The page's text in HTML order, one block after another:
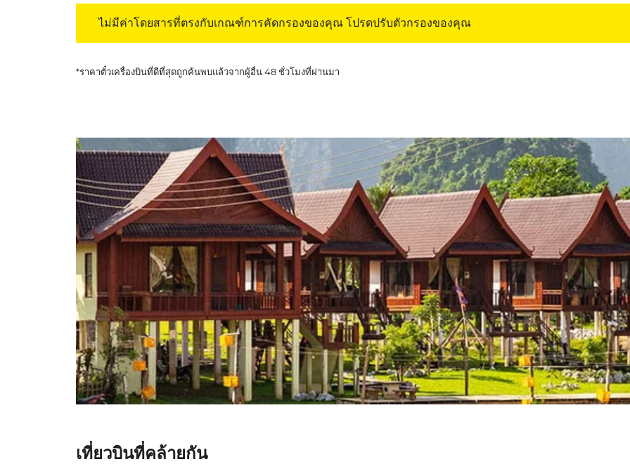
ไม่มีค่าโดยสารที่ตรงกับเกณฑ์การคัดกรองของคุณ โปรดปรับตัวกรองของคุณ
*ราคาตั๋วเครื่องบินที่ดีที่สุดถูกค้นพบแล้วจากผู้อื่น 48 ชั่วโมงที่ผ่านมา
เที่ยวบินที่คล้ายกัน